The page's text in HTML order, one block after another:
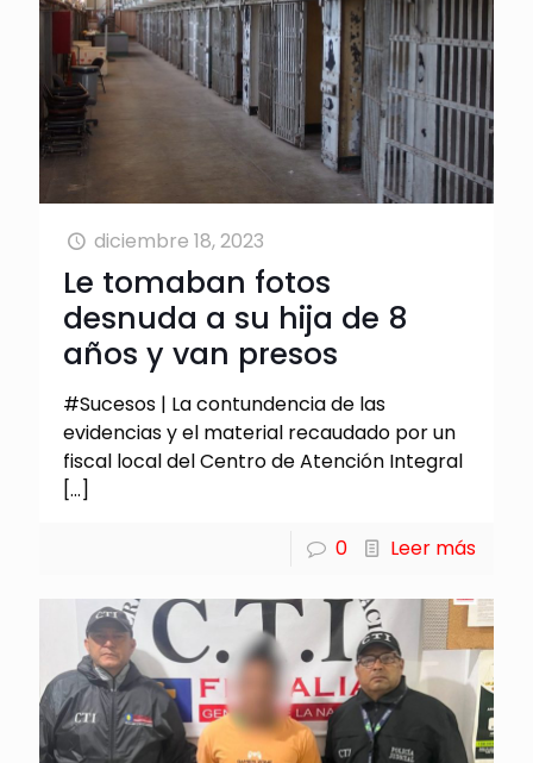
diciembre 18, 2023
Le tomaban fotos
desnuda a su hija de 8
años y van presos
#Sucesos | La contundencia de las
evidencias y el material recaudado por un
fiscal local del Centro de Atención Integral
[…]
0 Leer más